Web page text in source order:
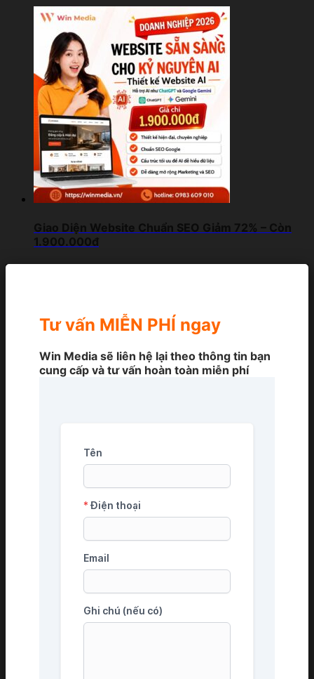
Giao Diện Website Chuẩn SEO Giảm 72% – Còn
1.900.000đ
Tư vấn MIỄN PHÍ ngay
Win Media sẽ liên hệ lại theo thông tin bạn
cung cấp và tư vấn hoàn toàn miễn phí